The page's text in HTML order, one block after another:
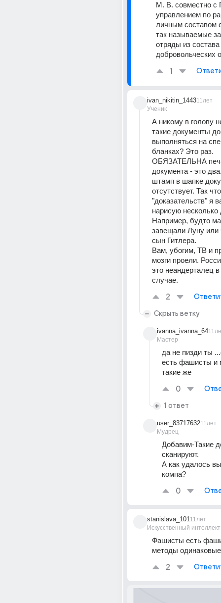
М. В. совместно с
управлением по
личным составом
так называемые
отряды из состава
добровольческих
1
ivan_nikitin_1443
Ученик
11лет
А никому в голову
такие документы
выполняться на
бланках? Это раз.
ОБЯЗАТЕЛЬНА
документа - это
штамп в шапке
отсутствует. Так
"доказательств" я
нарисую несколько
Например, будто
завещали Луну или
сын Гитлера.
Вам, убогим, ТВ и
мозги проели.
это неандерталец
случае.
2
Скрыть ветку
ivanna_ivanna_64
Мастер
да не пизди ты
есть фашисты и
такие же
0
1 ответ
user_83717632
Мудрец
11лет
Добавим-Такие
сканируют.
А как удалось
компа?
0
stanislava_101
Искусственный интеллект
11лет
Фашисты есть
методы одинаковые
2